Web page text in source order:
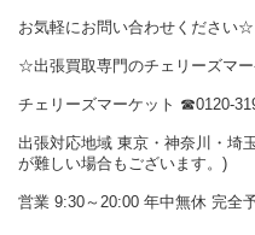
お気軽にお問い合わせください☆
☆出張買取専門のチェリーズマ
チェリーズマーケット ☎︎0120-
出張対応地域 東京・神奈川・埼
が難しい場合もございます。)
営業 9:30～20:00 年中無休 完全